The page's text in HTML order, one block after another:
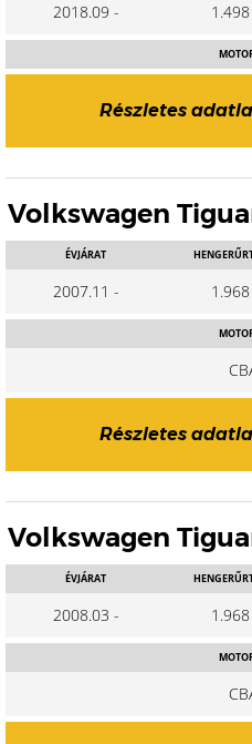
2018.09 -
Részletes
Volkswagen
ÉVJÁRAT
2007.11 -
Részletes
Volkswagen
ÉVJÁRAT
2008.03 -